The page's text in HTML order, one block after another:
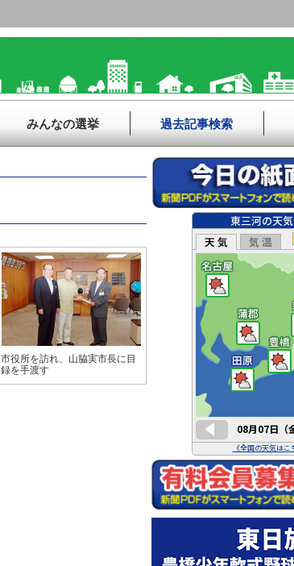
みんなの選挙 過去記事検索
市役所を訪れ、山脇実市長に目
録を手渡す